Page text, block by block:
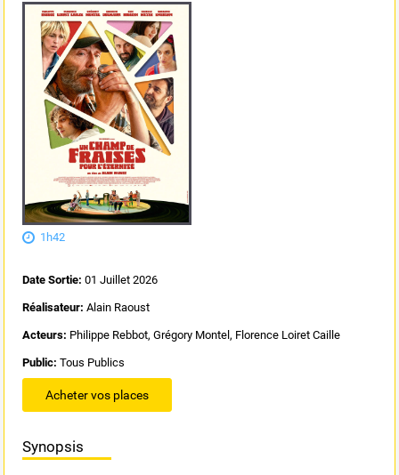
1h42
Date Sortie:01 Juillet 2026
Réalisateur:Alain Raoust
Acteurs: Philippe Rebbot, Grégory Montel, Florence Loiret Caille
Public:Tous Publics
Acheter vos places
Synopsis